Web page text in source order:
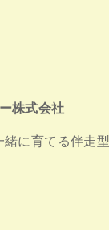
株式会社
に育てる伴走